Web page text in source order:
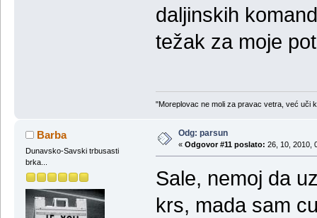
daljinskih
težak za moje
"Moreplovac ne moli za pravac vetra, već uči
Barba
Dunavsko-Savski trbusasti
brka...
Odg: parsun
« Odgovor #11 poslato: 26, 10, 2010,
Sale, nemoj da
krs, mada sam